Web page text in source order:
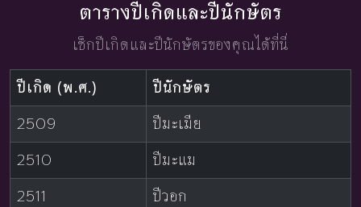
ตารางปีเกิดและปีนักษัตร
เช็กปีเกิดและปีนักษัตรของคุณได้ที่นี่
ปีเกิด (พ.ศ.)
ปีนักษัตร
2509
ปีมะเมีย
2510
ปีมะแม
2511
ปีวอก